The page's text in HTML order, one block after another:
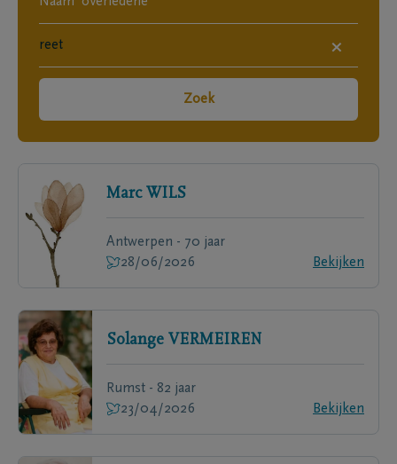
×
Zoek
Marc WILS
Antwerpen - 70 jaar
28/06/2026
Bekijken
Solange VERMEIREN
Rumst - 82 jaar
23/04/2026
Bekijken